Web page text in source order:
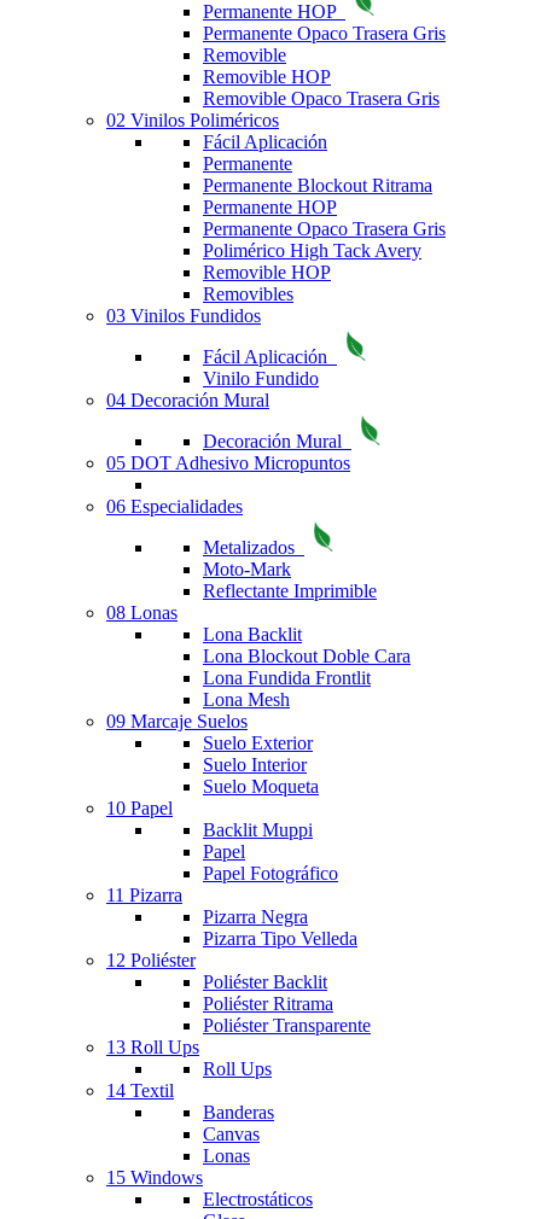
Permanente HOP
Permanente Opaco Trasera Gris
Removible
Removible HOP
Removible Opaco Trasera Gris
02 Vinilos Poliméricos
Fácil Aplicación
Permanente
Permanente Blockout Ritrama
Permanente HOP
Permanente Opaco Trasera Gris
Polimérico High Tack Avery
Removible HOP
Removibles
03 Vinilos Fundidos
Fácil Aplicación
Vinilo Fundido
04 Decoración Mural
Decoración Mural
05 DOT Adhesivo Micropuntos
06 Especialidades
Metalizados
Moto-Mark
Reflectante Imprimible
08 Lonas
Lona Backlit
Lona Blockout Doble Cara
Lona Fundida Frontlit
Lona Mesh
09 Marcaje Suelos
Suelo Exterior
Suelo Interior
Suelo Moqueta
10 Papel
Backlit Muppi
Papel
Papel Fotográfico
11 Pizarra
Pizarra Negra
Pizarra Tipo Velleda
12 Poliéster
Poliéster Backlit
Poliéster Ritrama
Poliéster Transparente
13 Roll Ups
Roll Ups
14 Textil
Banderas
Canvas
Lonas
15 Windows
Electrostáticos